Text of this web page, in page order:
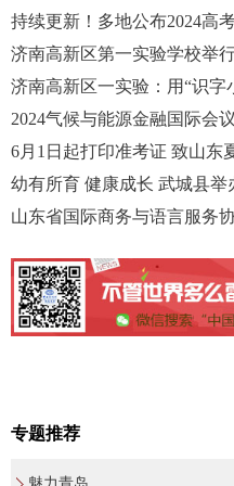
持续更新！多地公布2024高
济南高新区第一实验学校举
济南高新区一实验：用“识字
2024气候与能源金融国际会
6月1日起打印准考证 致山东
幼有所育 健康成长 武城县
山东省国际商务与语言服务
专题推荐